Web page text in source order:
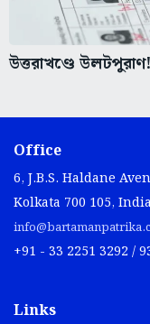
উত্তরাখণ্ডে
Office
6, J.B.S. Haldane
Kolkata 700 105,
+91 - 33 2251 3292 /
Links